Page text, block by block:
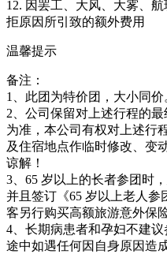
12. 因罢工、大风、大雾、
拒原因所引致的额外费用
温馨提示
备注：
1、此团为特价团，大小同价
2、公司保留对上述行程的
为准，本公司有权对上述行
及住宿地点作临时修改、变
谅解！
3、65 岁以上的长者参团时
并且签订《65 岁以上老人参
客另行购买高额旅游意外保
4、长期病患者和孕妇不建
途中如遇任何因自身原因造